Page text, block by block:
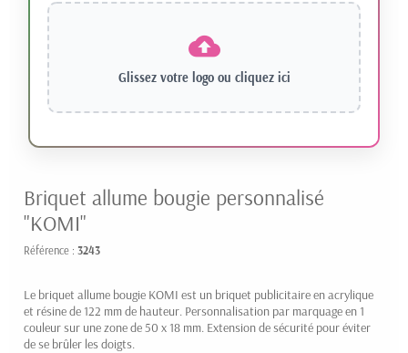
Glissez votre logo ou cliquez ici
Briquet allume bougie personnalisé
"KOMI"
Référence : 3243
Le briquet allume bougie KOMI est un briquet publicitaire en acrylique
et résine de 122 mm de hauteur. Personnalisation par marquage en 1
couleur sur une zone de 50 x 18 mm. Extension de sécurité pour éviter
de se brûler les doigts.